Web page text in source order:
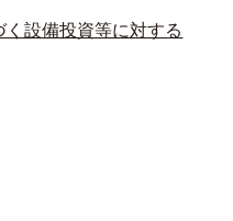
設備投資等に対する